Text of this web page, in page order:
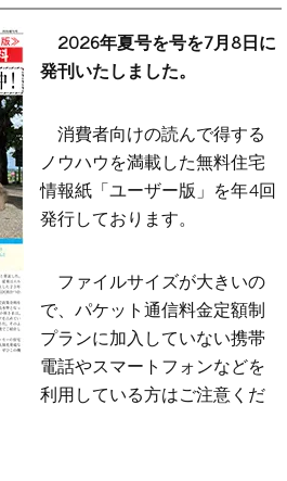
2026年夏号を号を7月8日に
発刊いたしました。
消費者向けの読んで得する
ノウハウを満載した無料住宅
情報紙「ユーザー版」を年4回
発行しております。
ファイルサイズが大きいの
で、パケット通信料金定額制
プランに加入していない携帯
電話やスマートフォンなどを
利用している方はご注意くだ